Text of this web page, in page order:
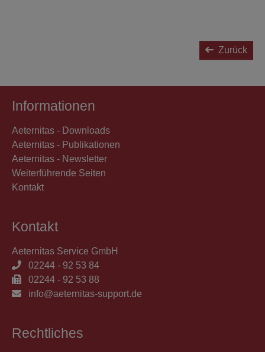
Zurück
Informationen
Aeternitas - Downloads
Aeternitas - Publikationen
Aeternitas - Newsletter
Weiterführende Seiten
Kontakt
Kontakt
Aeternitas Service GmbH
02244 - 92 53 84
02244 - 92 53 88
info@aeternitas-support.de
Rechtliches